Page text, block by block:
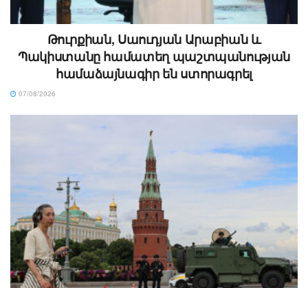
Թուրքիան, Սաուդյան Արաբիան և
Պակիստանը համատեղ պաշտպանության
համաձայնագիր են ստորագրել
07/08/2026